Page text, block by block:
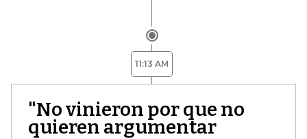
11:13 AM
"No vinieron por que no
quieren argumentar